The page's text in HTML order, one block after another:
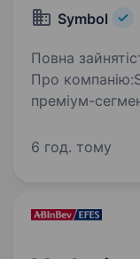
Symbol
Повна
Про
преміум-
ми
6 год. тому